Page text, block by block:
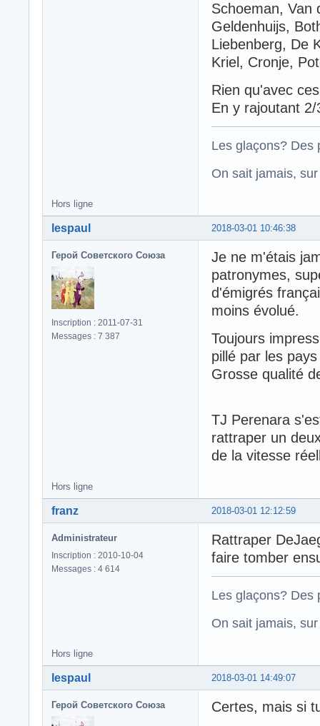
Schoeman, Van
Geldenhuijs,
Liebenberg, De
Kriel, Cronje,
Rien qu'avec
En y rajoutant
Les glaçons? Des
On sait jamais,
Hors ligne
2018-03-01 10:46:38
lespaul
Герой Советского Союза
Inscription : 2011-07-31
Messages : 7 387
Je ne m'étais
patronymes,
d'émigrés
moins évolué.
Toujours
pillé par les
Grosse qualité
TJ Perenara
rattraper un
de la vitesse
Hors ligne
2018-03-01 12:12:59
franz
Administrateur
Inscription : 2010-10-04
Messages : 4 614
Rattraper
faire tomber
Les glaçons? Des
On sait jamais,
Hors ligne
2018-03-01 14:49:07
lespaul
Герой Советского Союза Certes, mais si